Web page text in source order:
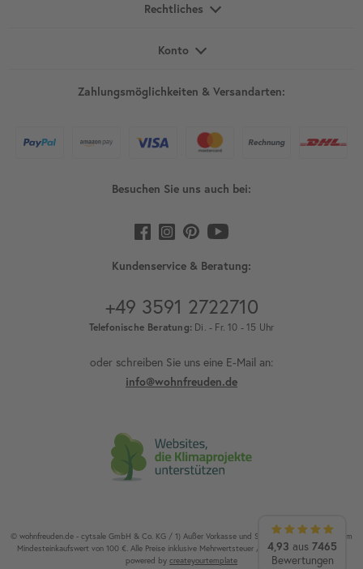
4,93 aus 7465
Bewertungen
Rechtliches
Konto
Zahlungsmöglichkeiten & Versandarten:
Besuchen Sie uns auch bei:
Kundenservice & Beratung:
+49 3591 2722710
Telefonische Beratung: Di. - Fr. 10 - 15 Uhr
oder schreiben Sie uns eine E-Mail an:
info@wohnfreuden.de
© wohnfreuden.de - cytsale GmbH & Co. KG / 1) Außer Vorkasse und Speditionsware. 2) Ab einem
Mindesteinkaufswert von 100 €. Alle Preise inklusive Mehrwertsteuer / Alle Rechte vorbehalten.
powered by createyourtemplate